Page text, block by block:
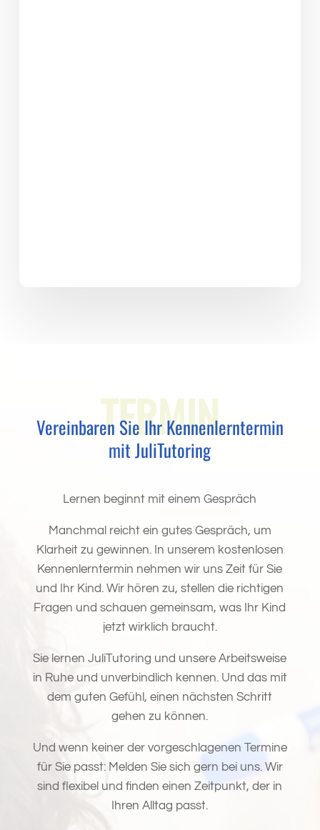
TERMIN
Vereinbaren Sie Ihr Kennenlerntermin
mit JuliTutoring
Lernen beginnt mit einem Gespräch
Manchmal reicht ein gutes Gespräch, um
Klarheit zu gewinnen. In unserem kostenlosen
Kennenlerntermin nehmen wir uns Zeit für Sie
und Ihr Kind. Wir hören zu, stellen die richtigen
Fragen und schauen gemeinsam, was Ihr Kind
jetzt wirklich braucht.
Sie lernen JuliTutoring und unsere Arbeitsweise
in Ruhe und unverbindlich kennen. Und das mit
dem guten Gefühl, einen nächsten Schritt
gehen zu können.
Und wenn keiner der vorgeschlagenen Termine
für Sie passt: Melden Sie sich gern bei uns. Wir
sind flexibel und finden einen Zeitpunkt, der in
Ihren Alltag passt.